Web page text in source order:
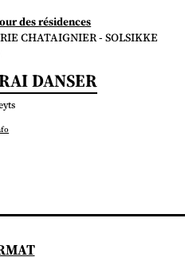
des résidences
CHATAIGNIER - SOLSIKKE
DANSER